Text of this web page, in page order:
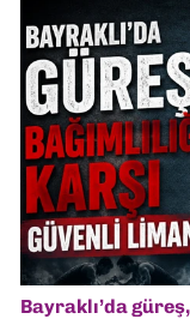
Bayraklı’da